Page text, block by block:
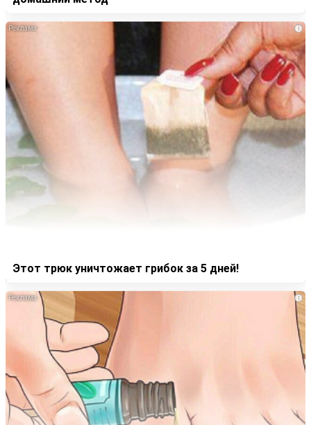
i
Этот трюк уничтожает грибок за 5 дней!
i